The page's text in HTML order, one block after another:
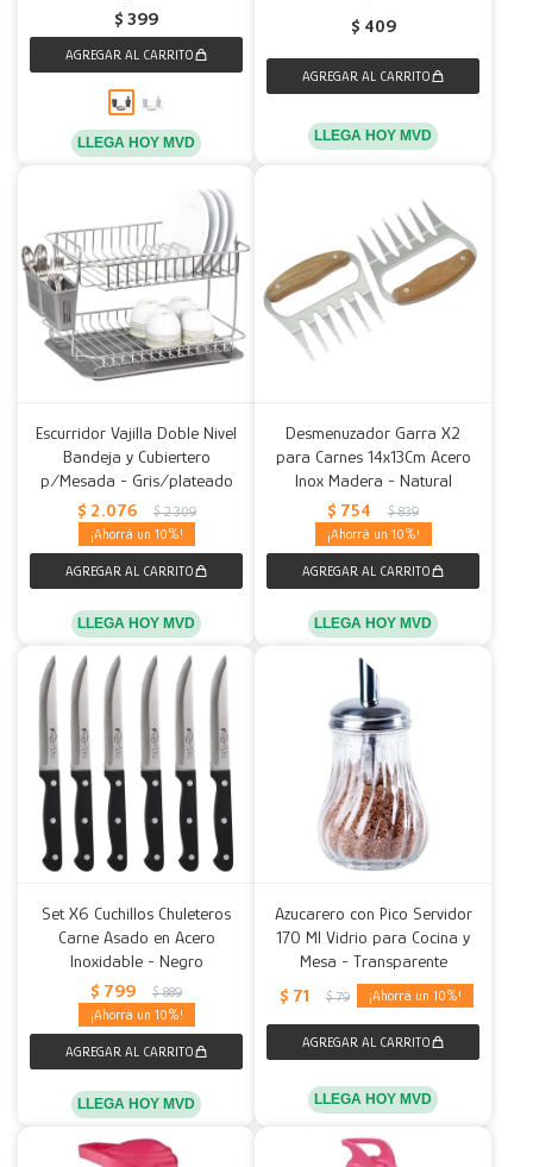
$ 399
LLEGA HOY MVD
$ 409
LLEGA HOY MVD
Escurridor Vajilla Doble Nivel
Bandeja y Cubiertero
p/Mesada - Gris/plateado
$ 2.076 $ 2.309
10
LLEGA HOY MVD
Desmenuzador Garra X2
para Carnes 14x13Cm Acero
Inox Madera - Natural
$ 754 $ 839
10
LLEGA HOY MVD
Set X6 Cuchillos Chuleteros
Carne Asado en Acero
Inoxidable - Negro
$ 799 $ 889
10
LLEGA HOY MVD
Azucarero con Pico Servidor
170 Ml Vidrio para Cocina y
Mesa - Transparente
$ 71 $ 79 10
LLEGA HOY MVD